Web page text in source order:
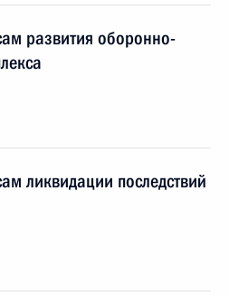
развития оборонно-
ликвидации последствий